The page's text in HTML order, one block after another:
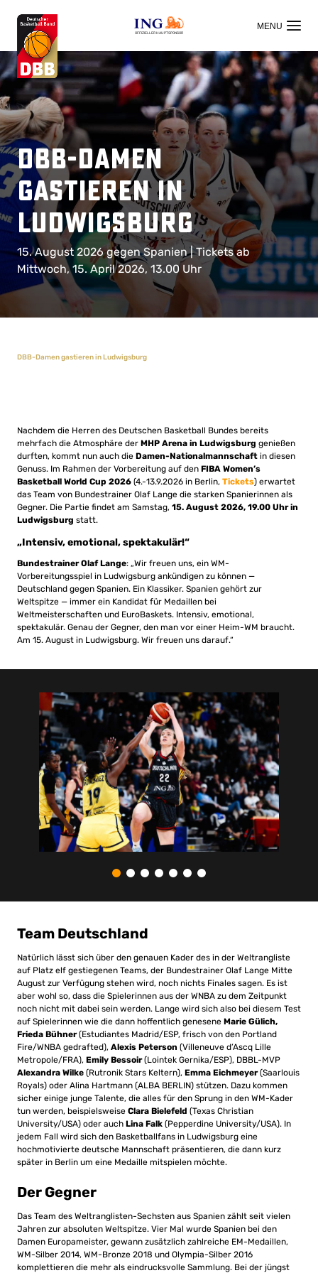
OFFIZIELLER HAUPTSPONSOR
DBB-Damen
gastieren in
Ludwigsburg
15. August 2026 gegen Spanien | Tickets ab
Mittwoch, 15. April 2026, 13.00 Uhr
DBB-Damen gastieren in Ludwigsburg
Nachdem die Herren des Deutschen Basketball Bundes bereits
mehrfach die Atmosphäre der MHP Arena in Ludwigsburg genießen
durften, kommt nun auch die Damen-Nationalmannschaft in diesen
Genuss. Im Rahmen der Vorbereitung auf den FIBA Women’s
Basketball World Cup 2026 (4.-13.9.2026 in Berlin, Tickets) erwartet
das Team von Bundestrainer Olaf Lange die starken Spanierinnen als
Gegner. Die Partie findet am Samstag, 15. August 2026, 19.00 Uhr in
Ludwigsburg statt.
„Intensiv, emotional, spektakulär!“
Bundestrainer Olaf Lange: „Wir freuen uns, ein WM-
Vorbereitungsspiel in Ludwigsburg ankündigen zu können —
Deutschland gegen Spanien. Ein Klassiker. Spanien gehört zur
Weltspitze — immer ein Kandidat für Medaillen bei
Weltmeisterschaften und EuroBaskets. Intensiv, emotional,
spektakulär. Genau der Gegner, den man vor einer Heim-WM braucht.
Am 15. August in Ludwigsburg. Wir freuen uns darauf.“
Team Deutschland
Natürlich lässt sich über den genauen Kader des in der Weltrangliste
auf Platz elf gestiegenen Teams, der Bundestrainer Olaf Lange Mitte
August zur Verfügung stehen wird, noch nichts Finales sagen. Es ist
aber wohl so, dass die Spielerinnen aus der WNBA zu dem Zeitpunkt
noch nicht mit dabei sein werden. Lange wird sich also bei diesem Test
auf Spielerinnen wie die dann hoffentlich genesene Marie Gülich,
Frieda Bühner(Estudiantes Madrid/ESP, frisch von den Portland
Fire/WNBA gedrafted), Alexis Peterson (Villeneuve d’Ascq Lille
Metropole/FRA), Emily Bessoir(Lointek Gernika/ESP), DBBL-MVP
Alexandra Wilke (Rutronik Stars Keltern), Emma Eichmeyer(Saarlouis
Royals) oder Alina Hartmann (ALBA BERLIN) stützen. Dazu kommen
sicher einige junge Talente, die alles für den Sprung in den WM-Kader
tun werden, beispielsweise Clara Bielefeld (Texas Christian
University/USA) oder auch Lina Falk (Pepperdine University/USA). In
jedem Fall wird sich den Basketballfans in Ludwigsburg eine
hochmotivierte deutsche Mannschaft präsentieren, die dann kurz
später in Berlin um eine Medaille mitspielen möchte.
Der Gegner
Das Team des Weltranglisten-Sechsten aus Spanien zählt seit vielen
Jahren zur absoluten Weltspitze. Vier Mal wurde Spanien bei den
Damen Europameister, gewann zusätzlich zahlreiche EM-Medaillen,
WM-Silber 2014, WM-Bronze 2018 und Olympia-Silber 2016
komplettieren die mehr als eindrucksvolle Sammlung. Bei der jüngst